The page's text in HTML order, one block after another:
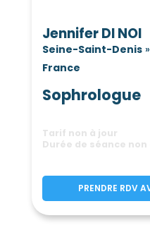
Jennifer DI NOI
Seine-Saint-Denis»
France
Sophrologue
Tarif non à jour
Durée de séance
PRENDRE RDV